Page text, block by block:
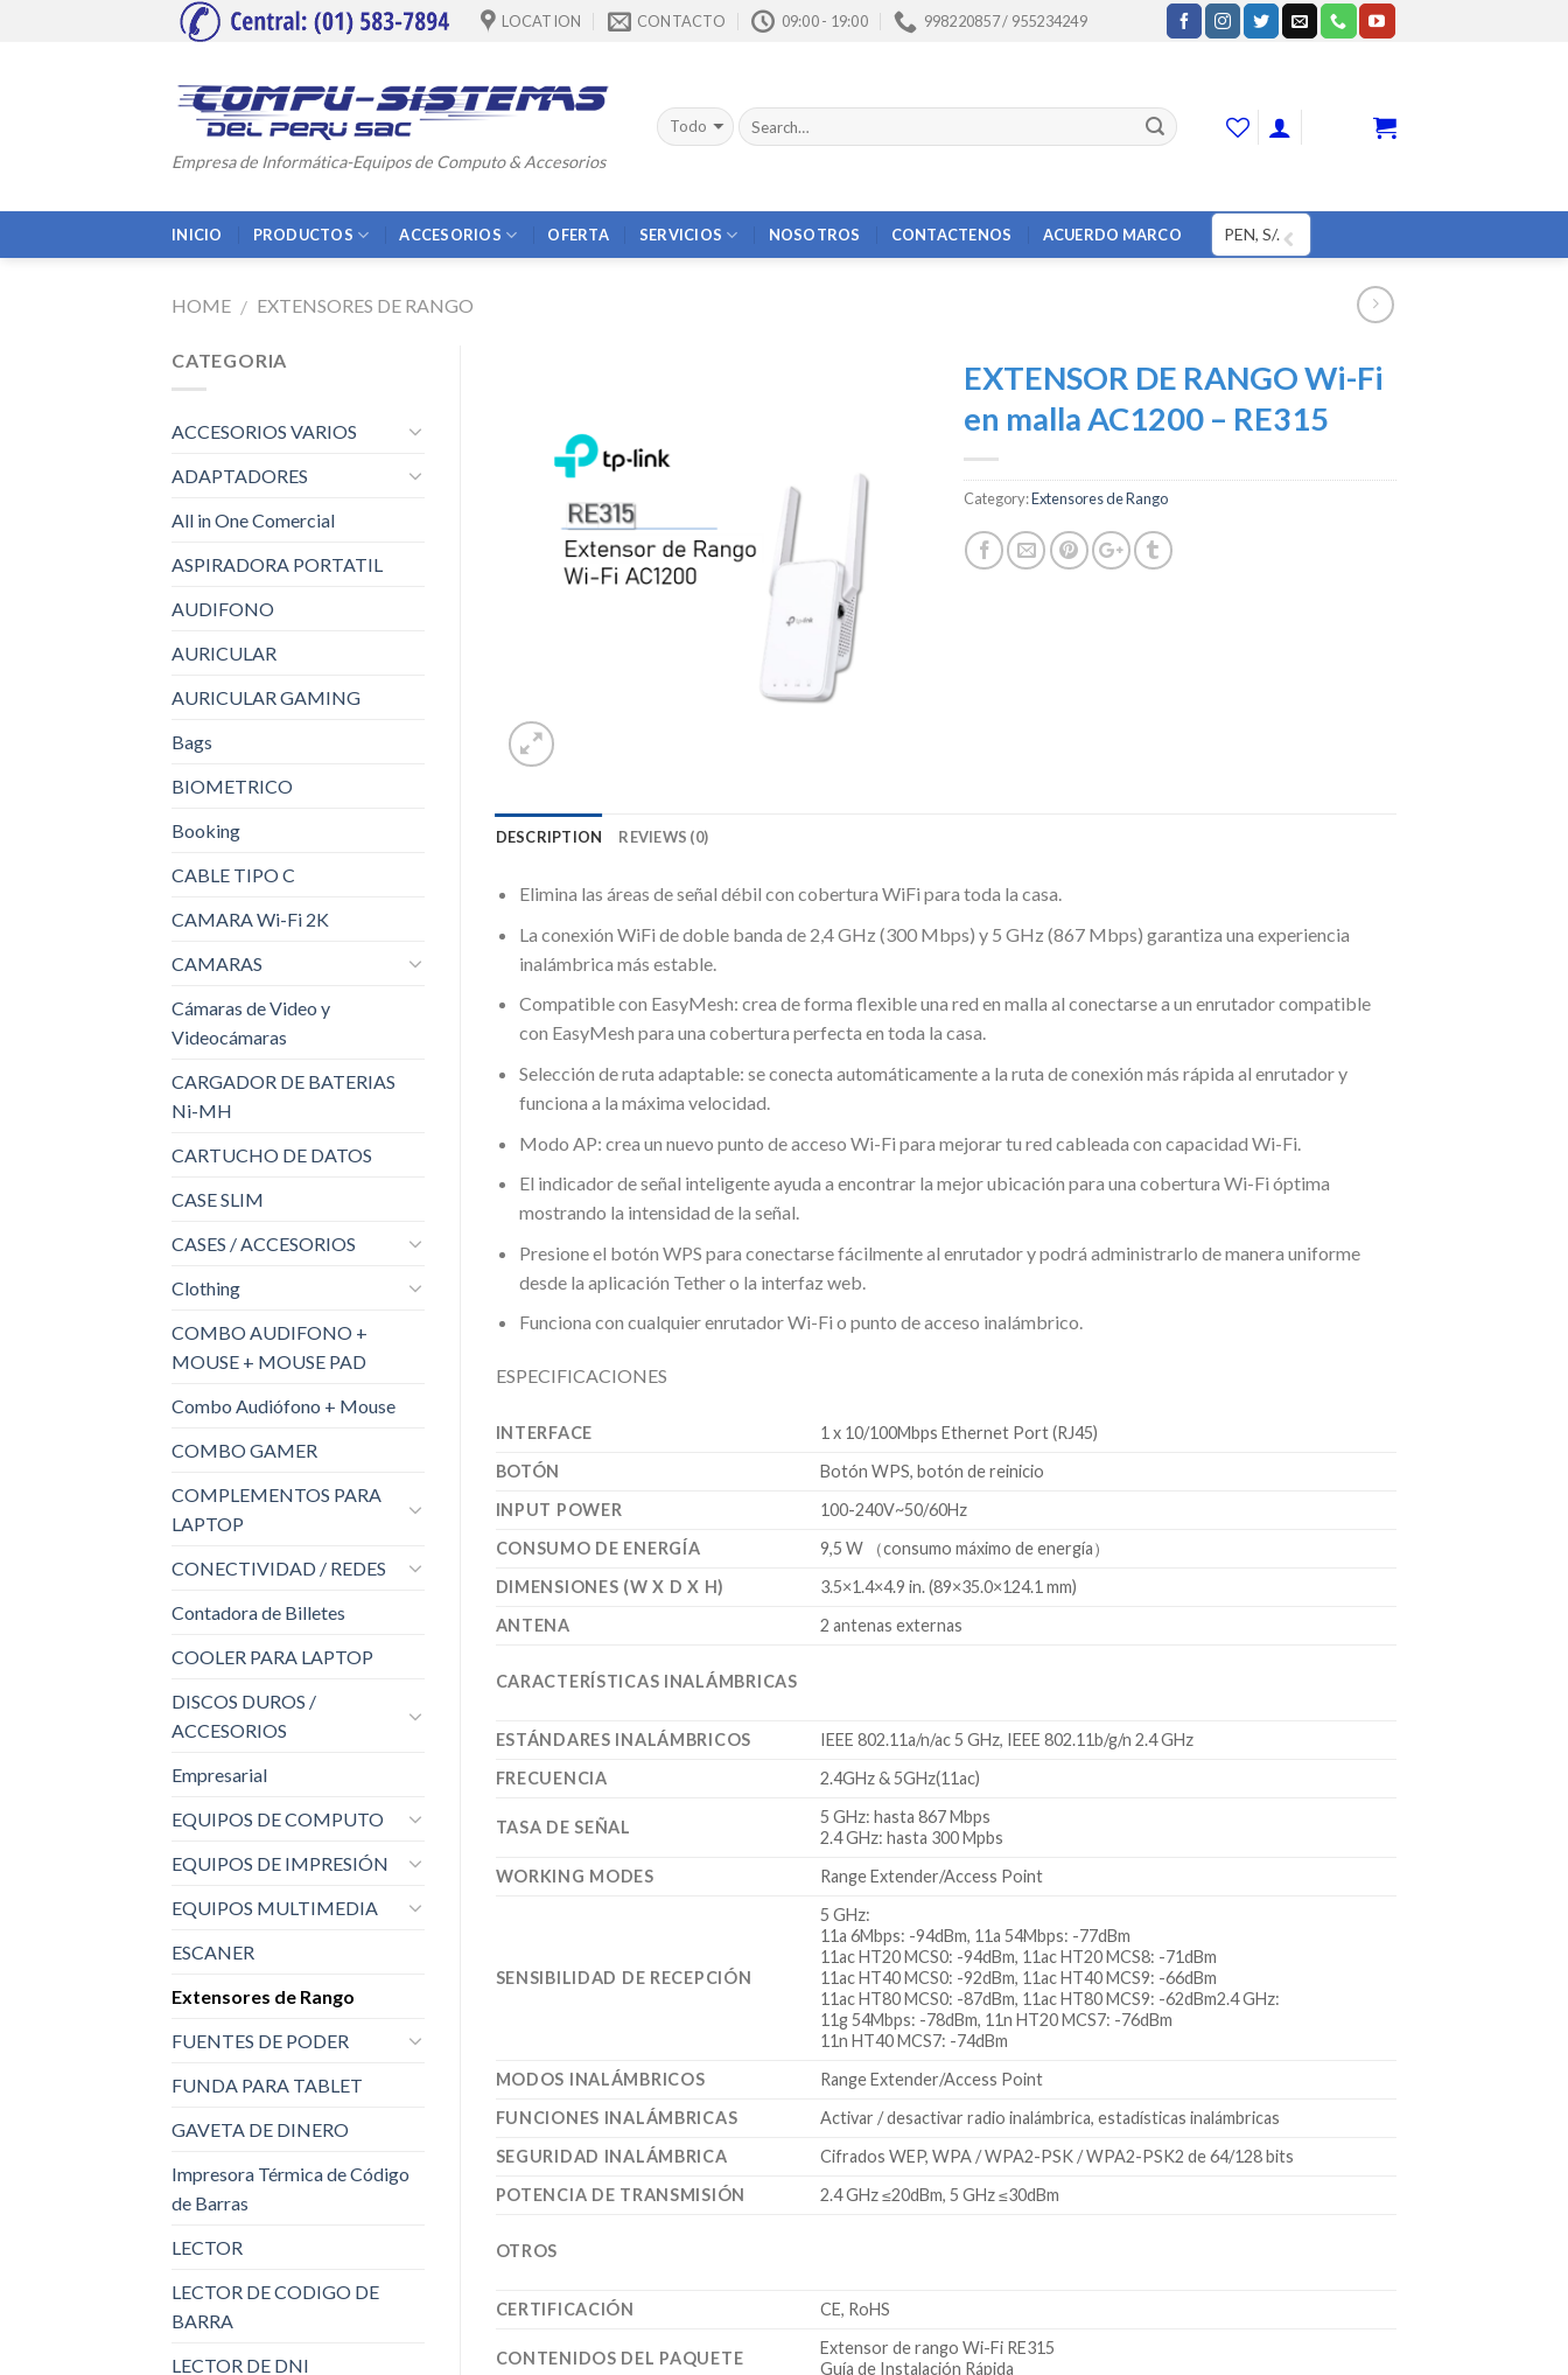
LOCATION CONTACTO 09:00 - 19:00 998220857 / 955234249
Empresa de Informática-Equipos de Computo & Accesorios
INICIO PRODUCTOS ACCESORIOS OFERTA SERVICIOS NOSOTROS CONTACTENOS ACUERDO MARCO PEN, S/.
HOME / EXTENSORES DE RANGO
lista de
deseos
EXTENSOR DE RANGO Wi-Fi
en malla AC1200 – RE315
Category:Extensores de Rango
DESCRIPTION REVIEWS (0)
Elimina las áreas de señal débil con cobertura WiFi para toda la casa.
La conexión WiFi de doble banda de 2,4 GHz (300 Mbps) y 5 GHz (867 Mbps) garantiza una experiencia
inalámbrica más estable.
Compatible con EasyMesh: crea de forma flexible una red en malla al conectarse a un enrutador compatible
con EasyMesh para una cobertura perfecta en toda la casa.
Selección de ruta adaptable: se conecta automáticamente a la ruta de conexión más rápida al enrutador y
funciona a la máxima velocidad.
Modo AP: crea un nuevo punto de acceso Wi-Fi para mejorar tu red cableada con capacidad Wi-Fi.
El indicador de señal inteligente ayuda a encontrar la mejor ubicación para una cobertura Wi-Fi óptima
mostrando la intensidad de la señal.
Presione el botón WPS para conectarse fácilmente al enrutador y podrá administrarlo de manera uniforme
desde la aplicación Tether o la interfaz web.
Funciona con cualquier enrutador Wi-Fi o punto de acceso inalámbrico.
ESPECIFICACIONES
INTERFACE
1 x 10/100Mbps Ethernet Port (RJ45)
BOTÓN
Botón WPS, botón de reinicio
INPUT POWER
100-240V~50/60Hz
CONSUMO DE ENERGÍA
9,5 W （consumo máximo de energía）
DIMENSIONES (W X D X H)
3.5×1.4×4.9 in. (89×35.0×124.1 mm)
ANTENA
2 antenas externas
CARACTERÍSTICAS INALÁMBRICAS
ESTÁNDARES INALÁMBRICOS
IEEE 802.11a/n/ac 5 GHz, IEEE 802.11b/g/n 2.4 GHz
FRECUENCIA
2.4GHz & 5GHz(11ac)
TASA DE SEÑAL
5 GHz: hasta 867 Mbps
2.4 GHz: hasta 300 Mpbs
WORKING MODES
Range Extender/Access Point
SENSIBILIDAD DE RECEPCIÓN
5 GHz:
11a 6Mbps: -94dBm, 11a 54Mbps: -77dBm
11ac HT20 MCS0: -94dBm, 11ac HT20 MCS8: -71dBm
11ac HT40 MCS0: -92dBm, 11ac HT40 MCS9: -66dBm
11ac HT80 MCS0: -87dBm, 11ac HT80 MCS9: -62dBm2.4 GHz:
11g 54Mbps: -78dBm, 11n HT20 MCS7: -76dBm
11n HT40 MCS7: -74dBm
MODOS INALÁMBRICOS
Range Extender/Access Point
FUNCIONES INALÁMBRICAS
Activar / desactivar radio inalámbrica, estadísticas inalámbricas
SEGURIDAD INALÁMBRICA
Cifrados WEP, WPA / WPA2-PSK / WPA2-PSK2 de 64/128 bits
POTENCIA DE TRANSMISIÓN
2.4 GHz ≤20dBm, 5 GHz ≤30dBm
OTROS
CERTIFICACIÓN CE, RoHS
CONTENIDOS DEL PAQUETE
Extensor de rango Wi-Fi RE315
Guía de Instalación Rápida
CATEGORIA
ACCESORIOS VARIOS
ADAPTADORES
All in One Comercial
ASPIRADORA PORTATIL
AUDIFONO
AURICULAR
AURICULAR GAMING
Bags
BIOMETRICO
Booking
CABLE TIPO C
CAMARA Wi-Fi 2K
CAMARAS
Cámaras de Video y
Videocámaras
CARGADOR DE BATERIAS
Ni-MH
CARTUCHO DE DATOS
CASE SLIM
CASES / ACCESORIOS
Clothing
COMBO AUDIFONO +
MOUSE + MOUSE PAD
Combo Audiófono + Mouse
COMBO GAMER
COMPLEMENTOS PARA
LAPTOP
CONECTIVIDAD / REDES
Contadora de Billetes
COOLER PARA LAPTOP
DISCOS DUROS /
ACCESORIOS
Empresarial
EQUIPOS DE COMPUTO
EQUIPOS DE IMPRESIÓN
EQUIPOS MULTIMEDIA
ESCANER
Extensores de Rango
FUENTES DE PODER
FUNDA PARA TABLET
GAVETA DE DINERO
Impresora Térmica de Código
de Barras
LECTOR
LECTOR DE CODIGO DE
BARRA
LECTOR DE DNI